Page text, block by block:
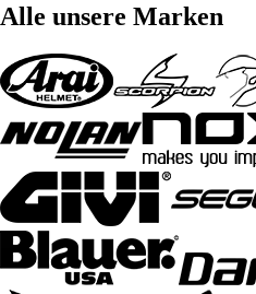
Alle unsere Marken